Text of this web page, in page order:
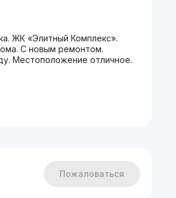
ЖК «Элитный Комплекс».
С новым ремонтом.
Местоположение отличное.
Пожаловаться